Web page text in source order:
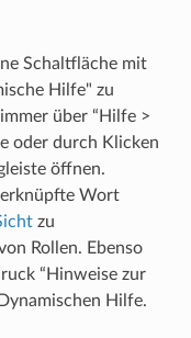
Schaltfläche mit
Hilfe" zu
über “Hilfe >
oder durch Klicken
öffnen.
Wort
zu
Rollen. Ebenso
“Hinweise zur
Hilfe.